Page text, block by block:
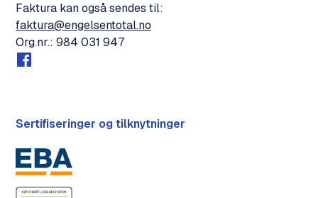
Faktura kan også sendes til:
faktura@engelsentotal.no
Org.nr.: 984 031 947
Sertifiseringer og tilknytninger